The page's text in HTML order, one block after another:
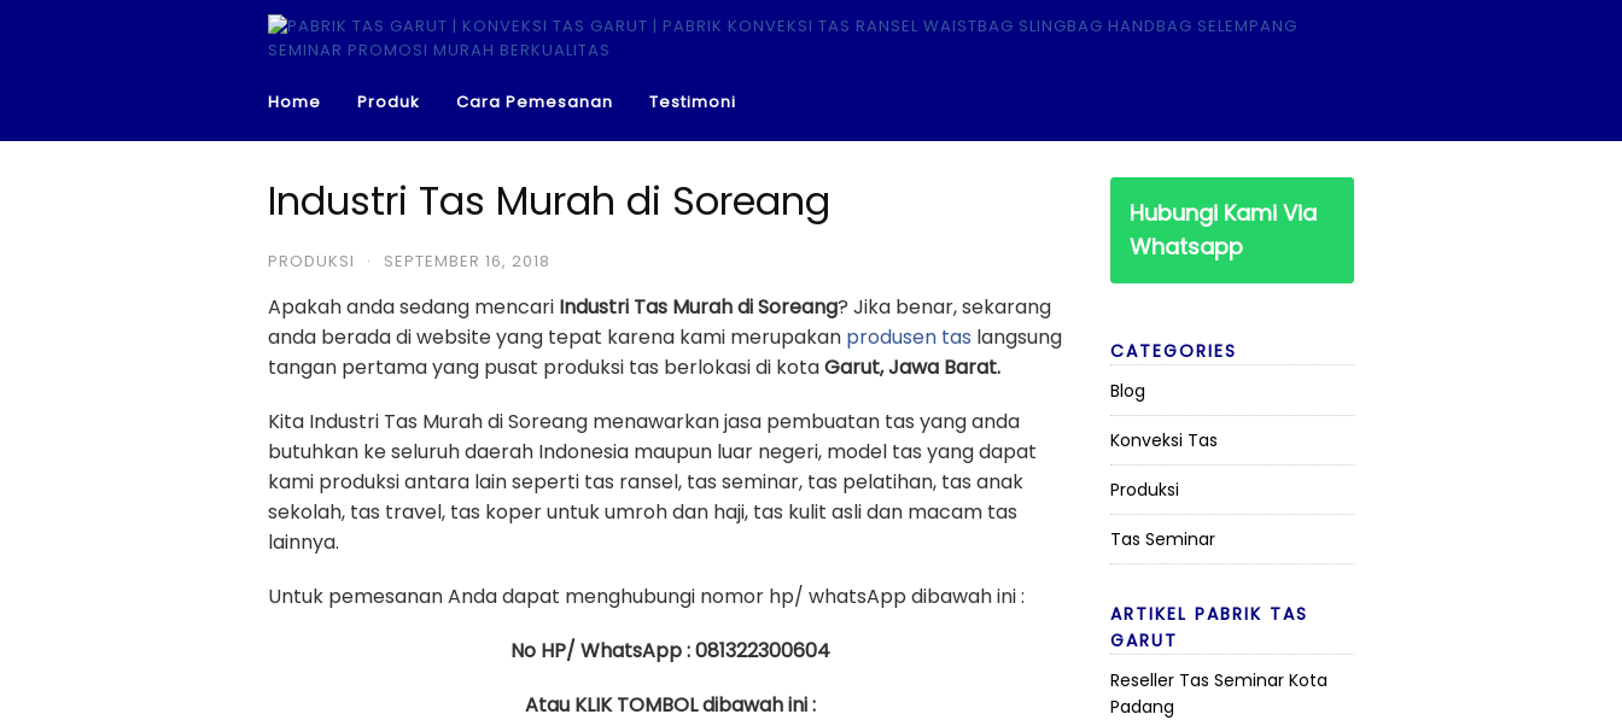
Home Produk Cara Pemesanan Testimoni
Industri Tas Murah di Soreang
PRODUKSI · SEPTEMBER 16, 2018
Apakah anda sedang mencari Industri Tas Murah di Soreang? Jika benar, sekarang
anda berada di website yang tepat karena kami merupakan produsen tas langsung
tangan pertama yang pusat produksi tas berlokasi di kotaGarut, Jawa Barat.
Kita Industri Tas Murah di Soreang menawarkan jasa pembuatan tas yang anda
butuhkan ke seluruh daerah Indonesia maupun luar negeri, model tas yang dapat
kami produksi antara lain seperti tas ransel, tas seminar, tas pelatihan, tas anak
sekolah, tas travel, tas koper untuk umroh dan haji, tas kulit asli dan macam tas
lainnya.
Untuk pemesanan Anda dapat menghubungi nomor hp/ whatsApp dibawah ini :
No HP/ WhatsApp : 081322300604
Atau KLIK TOMBOL dibawah ini :
Hubungi Kami Via
Whatsapp
CATEGORIES
Blog
Konveksi Tas
Produksi
Tas Seminar
ARTIKEL PABRIK TAS
GARUT
Reseller Tas Seminar Kota
Padang